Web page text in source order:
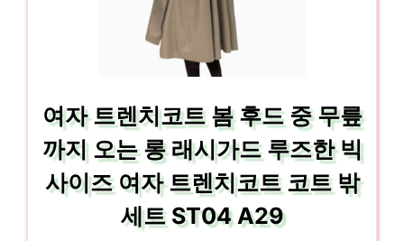
여자 트렌치코트 봄 후드 중 무릎
까지 오는 롱 래시가드 루즈한 빅
사이즈 여자 트렌치코트 코트 밖
세트 ST04 A29